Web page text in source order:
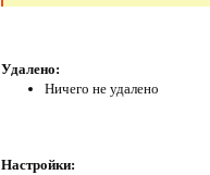
Удалено:
Ничего не удалено
Настройки: